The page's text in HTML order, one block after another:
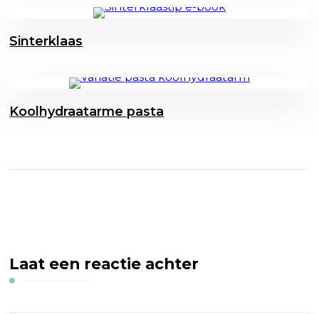
Sinterklaas
Koolhydraatarme pasta
Laat een reactie achter